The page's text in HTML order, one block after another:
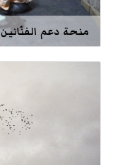
منحة دعم الفنّانين